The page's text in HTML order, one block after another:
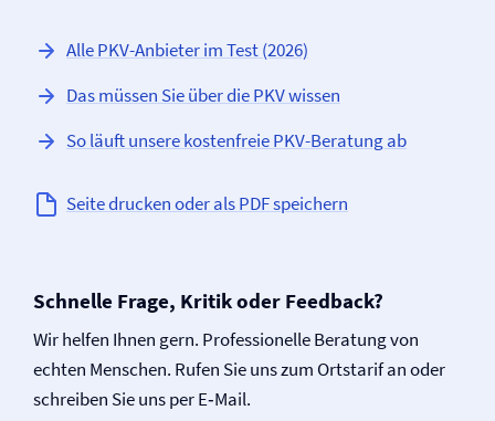
Alle PKV-Anbieter im Test (2026)
Das müssen Sie über die PKV wissen
So läuft unsere kostenfreie PKV-Beratung ab
Seite drucken oder als PDF speichern
Schnelle Frage, Kritik oder Feedback?
Wir helfen Ihnen gern. Professionelle Beratung von
echten Menschen. Rufen Sie uns zum Ortstarif an oder
schreiben Sie uns per E‑Mail.